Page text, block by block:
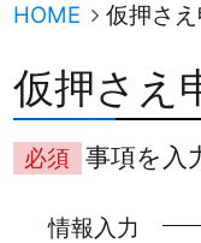
HOME 仮押さ
仮押さえ
必須 事項を入
情報入力